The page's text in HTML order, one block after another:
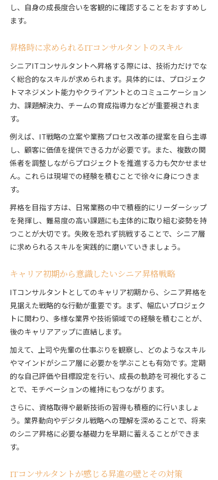
し、自身の成長度合いを客観的に確認することをおすすめし
ます。
昇格時に求められるITコンサルタントのスキル
シニアITコンサルタントへ昇格する際には、技術力だけでな
く総合的なスキルが求められます。具体的には、プロジェク
トマネジメント能力やクライアントとのコミュニケーション
力、課題解決力、チームの育成指導力などが重要視されま
す。
例えば、IT戦略の立案や業務プロセス改革の提案を自ら主導
し、顧客に価値を提供できる力が必要です。また、複数の関
係者を調整しながらプロジェクトを推進する力も欠かせませ
ん。これらは現場での経験を積むことで徐々に身につきま
す。
昇格を目指す方は、日常業務の中で積極的にリーダーシップ
を発揮し、難易度の高い課題にも主体的に取り組む姿勢を持
つことが大切です。失敗を恐れず挑戦することで、シニア層
に求められるスキルを実践的に磨いていきましょう。
キャリア初期から意識したいシニア昇格戦略
ITコンサルタントとしてのキャリア初期から、シニア昇格を
見据えた戦略的な行動が重要です。まず、幅広いプロジェク
トに関わり、多様な業界や技術領域での経験を積むことが、
後のキャリアアップに直結します。
加えて、上司や先輩の仕事ぶりを観察し、どのようなスキル
やマインドがシニア層に必要かを学ぶことも有効です。定期
的な自己評価や目標設定を行い、成長の軌跡を可視化するこ
とで、モチベーションの維持にもつながります。
さらに、資格取得や最新技術の習得も積極的に行いましょ
う。業界動向やデジタル戦略への理解を深めることで、将来
のシニア昇格に必要な基礎力を早期に蓄えることができま
す。
ITコンサルタントが感じる昇進の壁とその対策